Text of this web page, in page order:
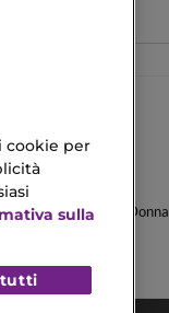
Profumi
Issey Miyake Donna
cookie per
sulla